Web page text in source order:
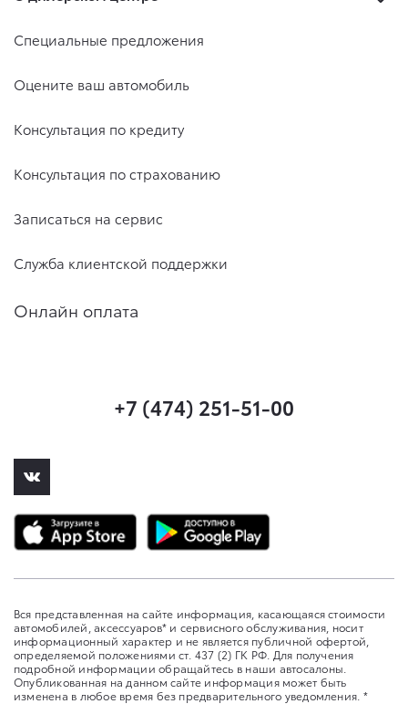
Специальные предложения
Оцените ваш автомобиль
Консультация по кредиту
Консультация по страхованию
Записаться на сервис
Служба клиентской поддержки
Онлайн оплата
+7 (474) 251-51-00
Вся представленная на сайте информация, касающаяся стоимости
автомобилей, аксессуаров* и сервисного обслуживания, носит
информационный характер и не является публичной офертой,
определяемой положениями ст. 437 (2) ГК РФ. Для получения
подробной информации обращайтесь в наши автосалоны.
Опубликованная на данном сайте информация может быть
изменена в любое время без предварительного уведомления. *